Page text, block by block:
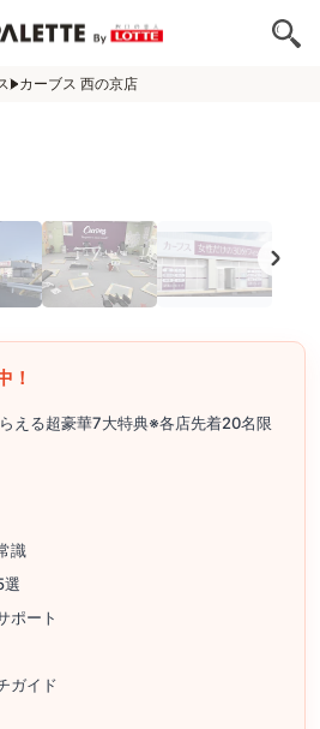
カーブス 西の京店
！
える超豪華7大特典※各店先着20名限
識
ポート
ガイド